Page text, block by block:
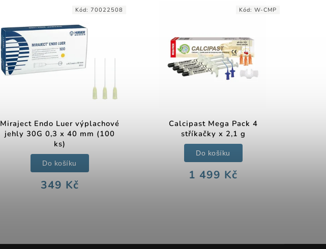
Miraject Endo Luer výplachové
jehly 30G 0,3 x 40 mm (100
ks)
349 Kč
Do košíku
Kód: 70022508
Calcipast Mega Pack 4
stříkačky x 2,1 g
1 499 Kč
Do košíku
Kód: W-CMP